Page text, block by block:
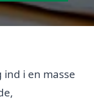
i en masse